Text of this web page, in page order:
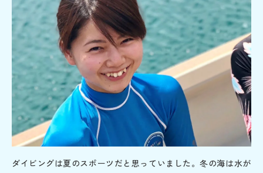
ダイビングは夏のスポーツだと思っていました。冬の海は水が